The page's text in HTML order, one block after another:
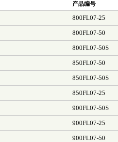
产品编号
800FL07-25
800FL07-50
800FL07-50S
850FL07-50
850FL07-50S
850FL07-25
900FL07-50S
900FL07-25
900FL07-50